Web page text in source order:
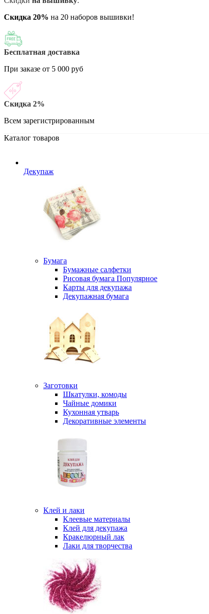
Скидка 20% на 20 наборов вышивки!
Бесплатная доставка
При заказе от 5 000 руб
Скидка 2%
Всем зарегистрированным
Каталог товаров
Декупаж
Бумага
Бумажные салфетки
Рисовая бумага Популярное
Карты для декупажа
Декупажная бумага
Заготовки
Шкатулки, комоды
Чайные домики
Кухонная утварь
Декоративные элементы
Клей и лаки
Клеевые материалы
Клей для декупажа
Кракелюрный лак
Лаки для творчества